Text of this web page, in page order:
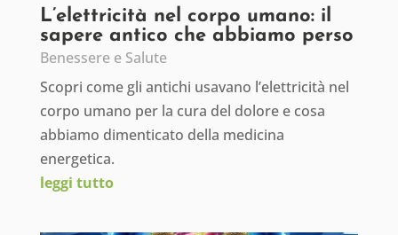
L’elettricità nel corpo umano: il
sapere antico che abbiamo perso
Benessere e Salute
Scopri come gli antichi usavano l’elettricità nel
corpo umano per la cura del dolore e cosa
abbiamo dimenticato della medicina
energetica.
leggi tutto